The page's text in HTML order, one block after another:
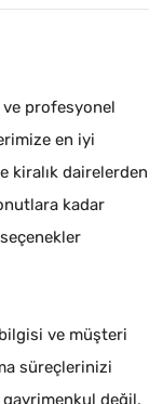
profesyonel
en iyi
kiralık dairelerden
kadar
ve müşteri
süreçlerinizi
gayrimenkul değil,